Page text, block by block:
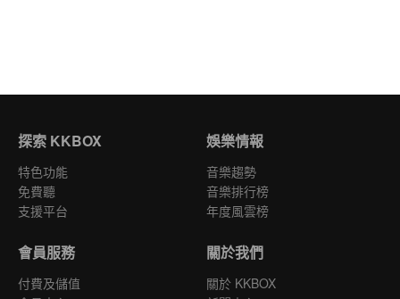
探索 KKBOX
特色功能
免費聽
支援平台
娛樂情報
音樂趨勢
音樂排行榜
年度風雲榜
會員服務
付費及儲值
關於我們
關於 KKBOX